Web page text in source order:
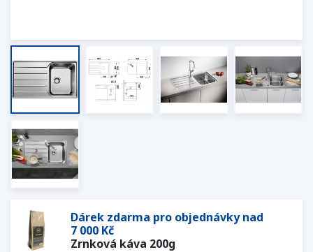
Dárek zdarma pro objednávky nad
7 000 Kč
Zrnková káva 200g